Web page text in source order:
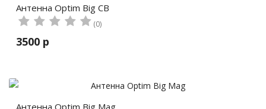
Антенна Optim Big CB
(0)
3500 р
Антенна Optim Big Mag